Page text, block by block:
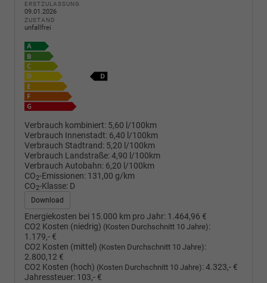
ERSTZULASSUNG
09.01.2026
ZUSTAND
unfallfrei
Verbrauch kombiniert: 5,60 l/100km
Verbrauch Innenstadt: 6,40 l/100km
Verbrauch Stadtrand: 5,20 l/100km
Verbrauch Landstraße:4,90 l/100km
Verbrauch Autobahn: 6,20 l/100km
CO2-Emissionen: 131,00 g/km
CO2-Klasse: D
Download
Energiekosten bei 15.000 km pro Jahr: 1.464,96 €
CO2 Kosten (niedrig) (Kosten Durchschnitt 10 Jahre):
1.179,- €
CO2 Kosten (mittel) (Kosten Durchschnitt 10 Jahre):
2.800,12 €
CO2 Kosten (hoch) (Kosten Durchschnitt 10 Jahre):4.323,- €
Jahressteuer: 103,- €